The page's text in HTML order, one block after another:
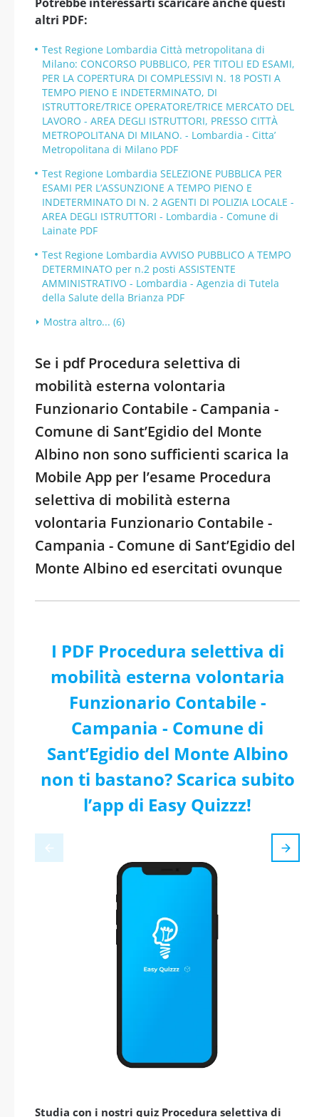
altri PDF:
Test Regione Lombardia Città metropolitana di
Milano: CONCORSO PUBBLICO, PER TITOLI ED ESAMI,
PER LA COPERTURA DI COMPLESSIVI N. 18 POSTI A
TEMPO PIENO E INDETERMINATO, DI
ISTRUTTORE/TRICE OPERATORE/TRICE MERCATO DEL
LAVORO - AREA DEGLI ISTRUTTORI, PRESSO CITTÀ
METROPOLITANA DI MILANO. - Lombardia - Citta’
Metropolitana di Milano PDF
Test Regione Lombardia SELEZIONE PUBBLICA PER
ESAMI PER L’ASSUNZIONE A TEMPO PIENO E
INDETERMINATO DI N. 2 AGENTI DI POLIZIA LOCALE -
AREA DEGLI ISTRUTTORI - Lombardia - Comune di
Lainate PDF
Test Regione Lombardia AVVISO PUBBLICO A TEMPO
DETERMINATO per n.2 posti ASSISTENTE
AMMINISTRATIVO - Lombardia - Agenzia di Tutela
della Salute della Brianza PDF
Mostra altro... (6)
Se i pdf Procedura selettiva di
mobilità esterna volontaria
Funzionario Contabile - Campania -
Comune di Sant’Egidio del Monte
Albino non sono sufficienti scarica la
Mobile App per l’esame Procedura
selettiva di mobilità esterna
volontaria Funzionario Contabile -
Campania - Comune di Sant’Egidio del
Monte Albino ed esercitati ovunque
I PDF Procedura selettiva di
mobilità esterna volontaria
Funzionario Contabile -
Campania - Comune di
Sant’Egidio del Monte Albino
non ti bastano? Scarica subito
l’app di Easy Quizzz!
Studia con i nostri quiz Procedura selettiva di